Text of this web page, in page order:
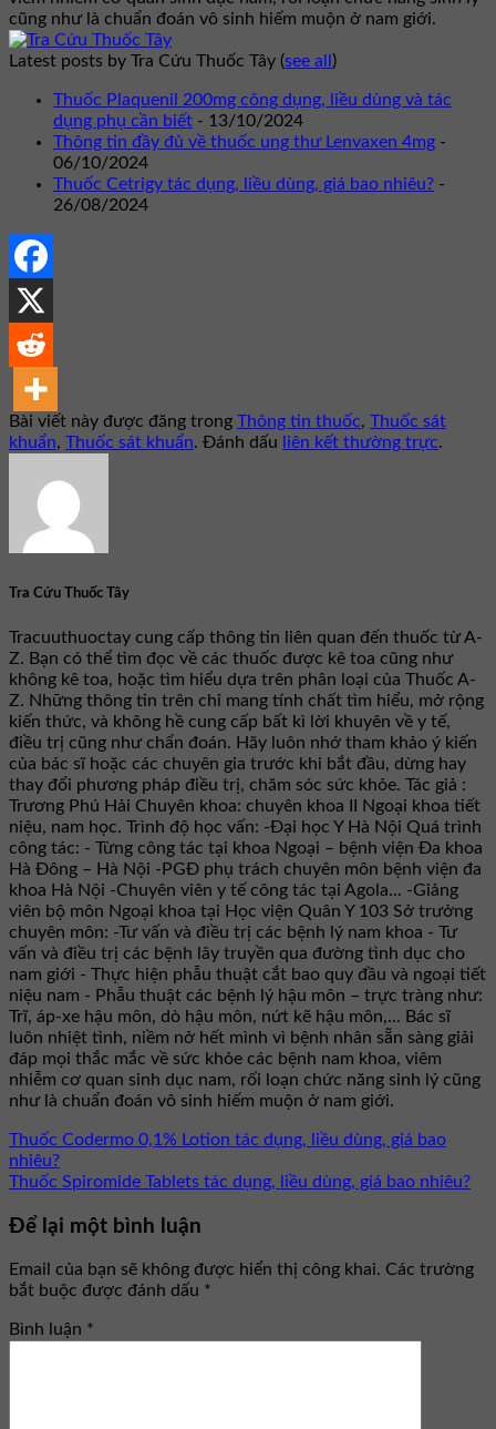
cũng như là chuẩn đoán vô sinh hiếm muộn ở nam giới.
Latest posts by Tra Cứu Thuốc Tây (see all )
Thuốc Plaquenil 200mg công dụng, liều dùng và tác
dụng phụ cần biết - 13/10/2024
Thông tin đầy đủ về thuốc ung thư Lenvaxen 4mg -
06/10/2024
Thuốc Cetrigy tác dụng, liều dùng, giá bao nhiêu? -
26/08/2024
Bài viết này được đăng trong Thông tin thuốc, Thuốc sát
khuẩn, Thuốc sát khuẩn. Đánh dấu liên kết thường trực.
Tra Cứu Thuốc Tây
Tracuuthuoctay cung cấp thông tin liên quan đến thuốc từ A-
Z. Bạn có thể tìm đọc về các thuốc được kê toa cũng như
không kê toa, hoặc tìm hiểu dựa trên phân loại của Thuốc A-
Z. Những thông tin trên chỉ mang tính chất tìm hiểu, mở rộng
kiến thức, và không hề cung cấp bất kì lời khuyên về y tế,
điều trị cũng như chẩn đoán. Hãy luôn nhớ tham khảo ý kiến
của bác sĩ hoặc các chuyên gia trước khi bắt đầu, dừng hay
thay đổi phương pháp điều trị, chăm sóc sức khỏe. Tác giả :
Trương Phú Hải Chuyên khoa: chuyên khoa II Ngoại khoa tiết
niệu, nam học. Trình độ học vấn: -Đại học Y Hà Nội Quá trình
công tác: - Từng công tác tại khoa Ngoại – bệnh viện Đa khoa
Hà Đông – Hà Nội -PGĐ phụ trách chuyên môn bệnh viện đa
khoa Hà Nội -Chuyên viên y tế công tác tại Agola... -Giảng
viên bộ môn Ngoại khoa tại Học viện Quân Y 103 Sở trưởng
chuyên môn: -Tư vấn và điều trị các bệnh lý nam khoa - Tư
vấn và điều trị các bệnh lây truyền qua đường tình dục cho
nam giới - Thực hiện phẫu thuật cắt bao quy đầu và ngoại tiết
niệu nam - Phẫu thuật các bệnh lý hậu môn – trực tràng như:
Trĩ, áp-xe hậu môn, dò hậu môn, nứt kẽ hậu môn,... Bác sĩ
luôn nhiệt tình, niềm nở hết mình vì bệnh nhân sẵn sàng giải
đáp mọi thắc mắc về sức khỏe các bệnh nam khoa, viêm
nhiễm cơ quan sinh dục nam, rối loạn chức năng sinh lý cũng
như là chuẩn đoán vô sinh hiếm muộn ở nam giới.
Thuốc Codermo 0,1% Lotion tác dụng, liều dùng, giá bao
nhiêu?
Thuốc Spiromide Tablets tác dụng, liều dùng, giá bao nhiêu?
Để lại một bình luận
Email của bạn sẽ không được hiển thị công khai. Các trường
bắt buộc được đánh dấu *
Bình luận *